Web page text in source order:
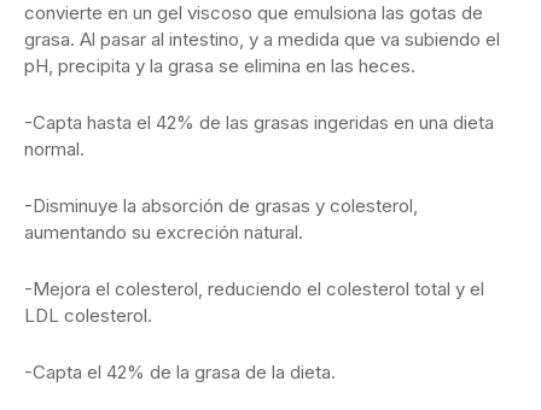
convierte en un gel viscoso que emulsiona las gotas de
grasa. Al pasar al intestino, y a medida que va subiendo el
pH, precipita y la grasa se elimina en las heces.
-Capta hasta el 42% de las grasas ingeridas en una dieta
normal.
-Disminuye la absorción de grasas y colesterol,
aumentando su excreción natural.
-Mejora el colesterol, reduciendo el colesterol total y el
LDL colesterol.
-Capta el 42% de la grasa de la dieta.